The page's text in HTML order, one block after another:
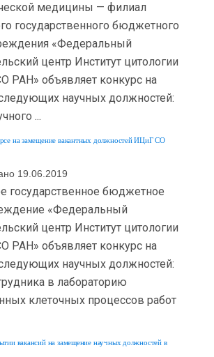
медицины — филиал
государственного бюджетного
«Федеральный
центр Институт цитологии
РАН» объявляет конкурс на
научных должностей:
...
на замещение вакантных должностей ИЦиГ СО
19.06.2019
государственное бюджетное
«Федеральный
центр Институт цитологии
РАН» объявляет конкурс на
научных должностей:
в лабораторию
клеточных процессов работ
вакансий на замещение научных должностей в